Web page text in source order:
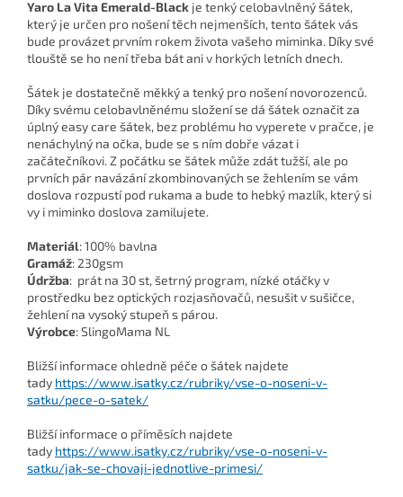
Yaro La Vita Emerald-Black je tenký celobavlněný šátek,
který je určen pro nošení těch nejmenších, tento šátek vás
bude provázet prvním rokem života vašeho miminka. Díky své
tlouště se ho není třeba bát ani v horkých letních dnech.
Šátek je dostatečně měkký a tenký pro nošení novorozenců.
Díky svému celobavlněnému složení se dá šátek označit za
úplný easy care šátek, bez problému ho vyperete v pračce, je
nenáchylný na očka, bude se s ním dobře vázat i
začátečníkovi. Z počátku se šátek může zdát tužší, ale po
prvních pár navázání zkombinovaných se žehlením se vám
doslova rozpustí pod rukama a bude to hebký mazlík, který si
vy i miminko doslova zamilujete.
Materiál: 100% bavlna
Gramáž: 230gsm
Údržba: prát na 30 st, šetrný program, nízké otáčky v
prostředku bez optických rozjasňovačů, nesušit v sušičce,
žehlení na vysoký stupeň s párou.
Výrobce: SlingoMama NL
Bližší informace ohledně péče o šátek najdete
tady https://www.isatky.cz/rubriky/vse-o-noseni-v-
satku/pece-o-satek/
Bližší informace o příměsích najdete
tady https://www.isatky.cz/rubriky/vse-o-noseni-v-
satku/jak-se-chovaji-jednotlive-primesi/